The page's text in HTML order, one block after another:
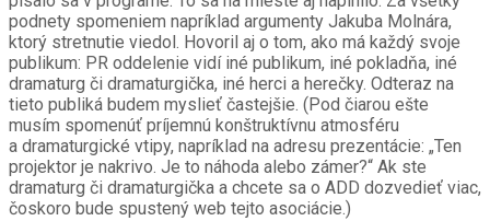
podnety spomeniem napríklad argumenty Jakuba Molnára,
ktorý stretnutie viedol. Hovoril aj o tom, ako má každý svoje
publikum: PR oddelenie vidí iné publikum, iné pokladňa, iné
dramaturg či dramaturgička, iné herci a herečky. Odteraz na
tieto publiká budem myslieť častejšie. (Pod čiarou ešte
musím spomenúť príjemnú konštruktívnu atmosféru
a dramaturgické vtipy, napríklad na adresu prezentácie: „Ten
projektor je nakrivo. Je to náhoda alebo zámer?“ Ak ste
dramaturg či dramaturgička a chcete sa o ADD dozvedieť viac,
čoskoro bude spustený web tejto asociácie.)